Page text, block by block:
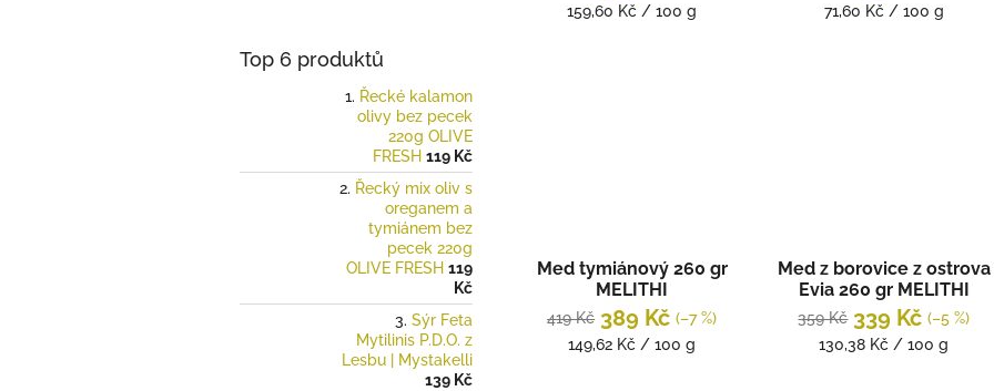
Top 6 produktů
Řecké kalamon
olivy bez pecek
220g OLIVE
FRESH 119 Kč
Řecký mix oliv s
oreganem a
tymiánem bez
pecek 220g
OLIVE FRESH 119
Kč
Sýr Feta
Mytilinis P.D.O. z
Lesbu | Mystakelli
139 Kč
Měrná
159,60 Kč / 100 g
Měrná
71,60 Kč / 100 g
Med tymiánový 260 gr
MELITHI
419 Kč 389 Kč (–7 %)
Měrná
149,62 Kč / 100 g
Med z borovice z ostrova
Evia 260 gr MELITHI
359 Kč 339 Kč (–5 %)
Měrná
130,38 Kč / 100 g